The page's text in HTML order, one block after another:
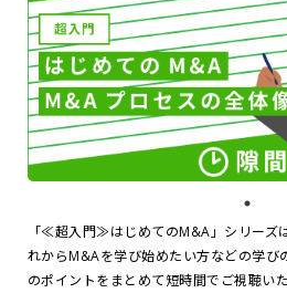
「≪超入門≫はじめてのM&A」シリーズ
れからM&Aを学び始めたい方などの学び
のポイントをまとめて短時間でご視聴い